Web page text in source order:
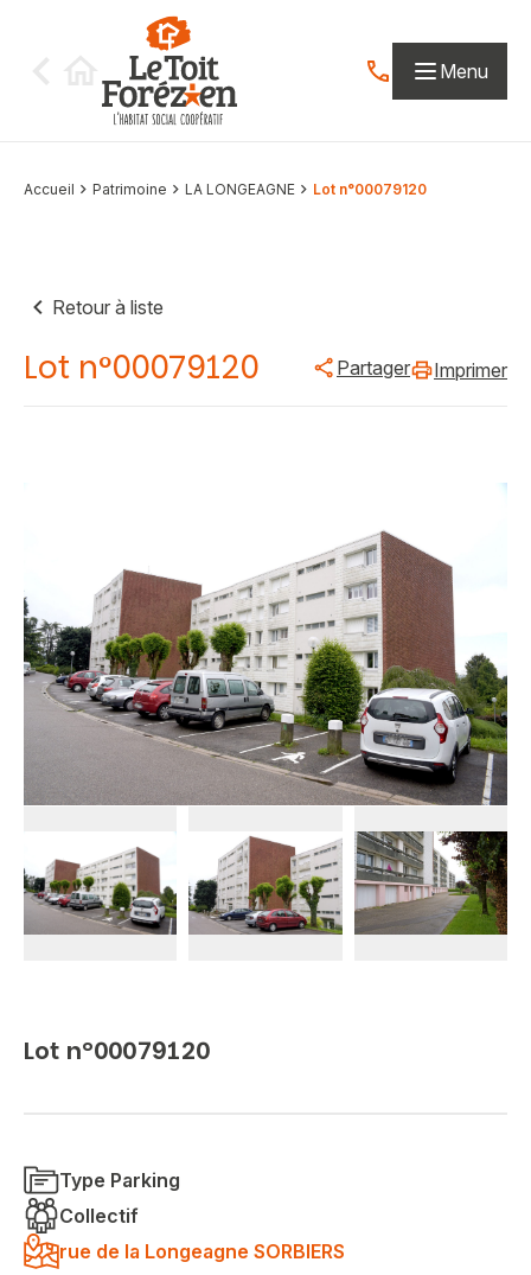
Contactez-nous
Menu
Accueil Patrimoine LA LONGEAGNE Lot n°00079120
Retour à liste
Lot n°00079120 Partager Imprimer
Lot n°00079120
Type Parking
Collectif
rue de la Longeagne SORBIERS